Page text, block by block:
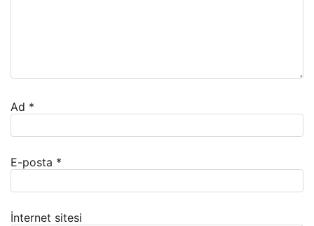
Ad *
E-posta *
İnternet sitesi